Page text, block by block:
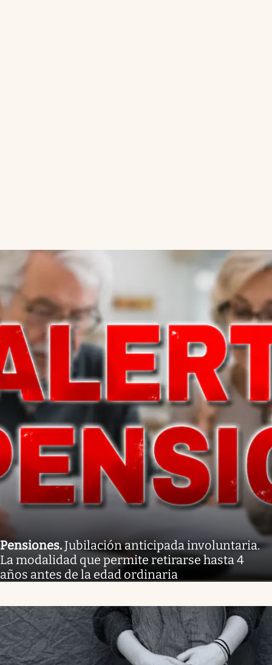
Pensiones.Jubilación anticipada involuntaria.
La modalidad que permite retirarse hasta 4
años antes de la edad ordinaria